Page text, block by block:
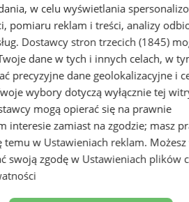
odbioru odpadów
na rok 2019
w celu wyświetlania
pomiaru reklam i treści, analizy
Dostawcy stron trzecich (1845)
dane w tych i innych celach, w
precyzyjne dane geolokalizacyjne i
wybory dotyczą wyłącznie tej
mogą opierać się na prawnie
interesie zamiast na zgodzie; masz
temu w Ustawieniach reklam.
swoją zgodę w Ustawieniach plików